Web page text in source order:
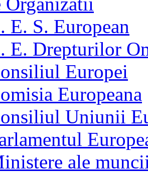
E. S. European
E. Drepturilor
Europei
Europeana
Uniunii
ale